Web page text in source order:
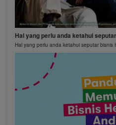
Hal yang perlu anda ketahui
Hal yang perlu anda ketahui seputar bisnis